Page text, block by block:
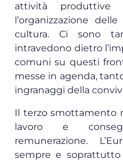
attività
l’organizzazione
cultura. Ci sono
intravedono dietro
comuni su questi
messe in agenda,
ingranaggi della
Il terzo smottamento
lavoro e
remunerazione.
sempre e